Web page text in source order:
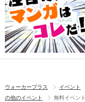
ウォーカープラス イベント
の他のイベント
無料イベント